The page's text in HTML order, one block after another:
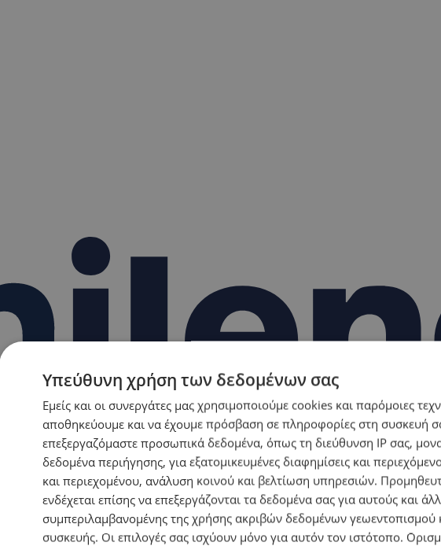
Υπεύθυνη χρήση των δεδομένων σας
Εμείς και οι συνεργάτες μας χρησιμοποιούμε cookies και παρόμοιες
αποθηκεύουμε και να έχουμε πρόσβαση σε πληροφορίες στη συσκευή
επεξεργαζόμαστε προσωπικά δεδομένα, όπως τη διεύθυνση IP σας,
δεδομένα περιήγησης, για εξατομικευμένες διαφημίσεις και
και περιεχομένου, ανάλυση κοινού και βελτίωση υπηρεσιών.
ενδέχεται επίσης να επεξεργάζονται τα δεδομένα σας για αυτούς και
συμπεριλαμβανομένης της χρήσης ακριβών δεδομένων γεωεντοπισμού
συσκευής. Οι επιλογές σας ισχύουν μόνο για αυτόν τον ιστότοπο.